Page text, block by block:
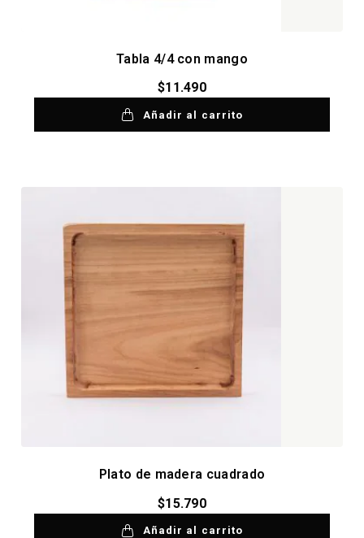
Tabla 4/4 con mango
$11.490
Añadir al carrito
Plato de madera cuadrado
$15.790
Añadir al carrito